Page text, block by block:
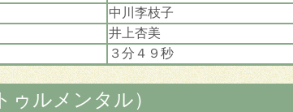
中川李枝子
井上杏美
３分４９秒
ゥルメンタル）